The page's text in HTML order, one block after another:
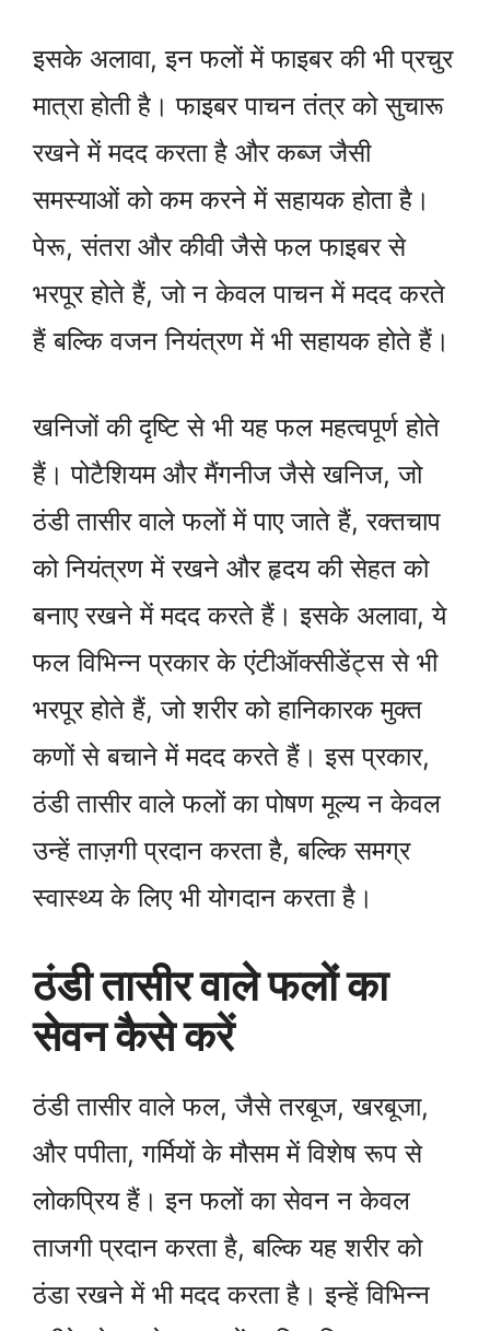
इसके अलावा, इन फलों में फाइबर की भी प्रचुर
मात्रा होती है। फाइबर पाचन तंत्र को सुचारू
रखने में मदद करता है और कब्ज जैसी
समस्याओं को कम करने में सहायक होता है।
पेरू, संतरा और कीवी जैसे फल फाइबर से
भरपूर होते हैं, जो न केवल पाचन में मदद करते
हैं बल्कि वजन नियंत्रण में भी सहायक होते हैं।
खनिजों की दृष्टि से भी यह फल महत्वपूर्ण होते
हैं। पोटैशियम और मैंगनीज जैसे खनिज, जो
ठंडी तासीर वाले फलों में पाए जाते हैं, रक्तचाप
को नियंत्रण में रखने और हृदय की सेहत को
बनाए रखने में मदद करते हैं। इसके अलावा, ये
फल विभिन्न प्रकार के एंटीऑक्सीडेंट्स से भी
भरपूर होते हैं, जो शरीर को हानिकारक मुक्त
कणों से बचाने में मदद करते हैं। इस प्रकार,
ठंडी तासीर वाले फलों का पोषण मूल्य न केवल
उन्हें ताज़गी प्रदान करता है, बल्कि समग्र
स्वास्थ्य के लिए भी योगदान करता है।
ठंडी तासीर वाले फलों का
सेवन कैसे करें
ठंडी तासीर वाले फल, जैसे तरबूज, खरबूजा,
और पपीता, गर्मियों के मौसम में विशेष रूप से
लोकप्रिय हैं। इन फलों का सेवन न केवल
ताजगी प्रदान करता है, बल्कि यह शरीर को
ठंडा रखने में भी मदद करता है। इन्हें विभिन्न